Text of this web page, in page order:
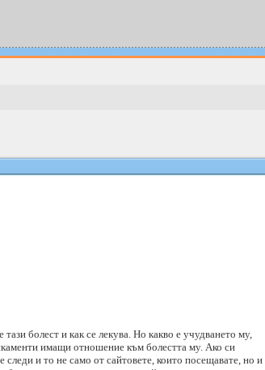
болест и как се лекува. Но какво е учудването му,
имащи отношение към болестта му. Ако си
и то не само от сайтовете, които посещавате, но и